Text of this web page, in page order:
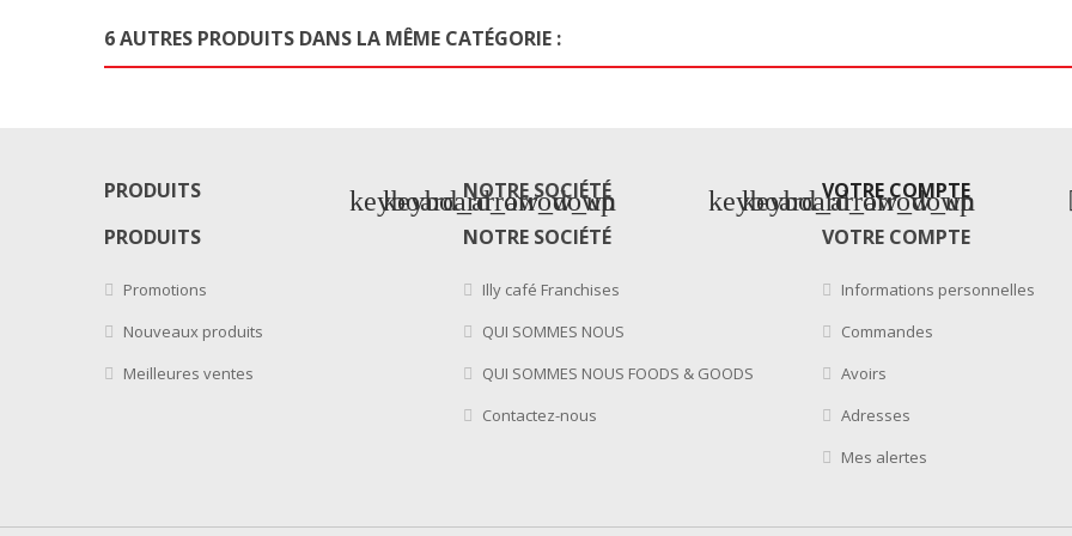
6 AUTRES PRODUITS DANS LA MÊME CATÉGORIE :
PRODUITS
PRODUITS
keyboard_arrow_down
keyboard_arrow_up
Promotions
Nouveaux produits
Meilleures ventes
NOTRE SOCIÉTÉ
NOTRE SOCIÉTÉ
keyboard_arrow_down
keyboard_arrow_up
Illy café Franchises
QUI SOMMES NOUS
QUI SOMMES NOUS FOODS & GOODS
Contactez-nous
VOTRE COMPTE
VOTRE COMPTE
Informations personnelles
Commandes
Avoirs
Adresses
Mes alertes